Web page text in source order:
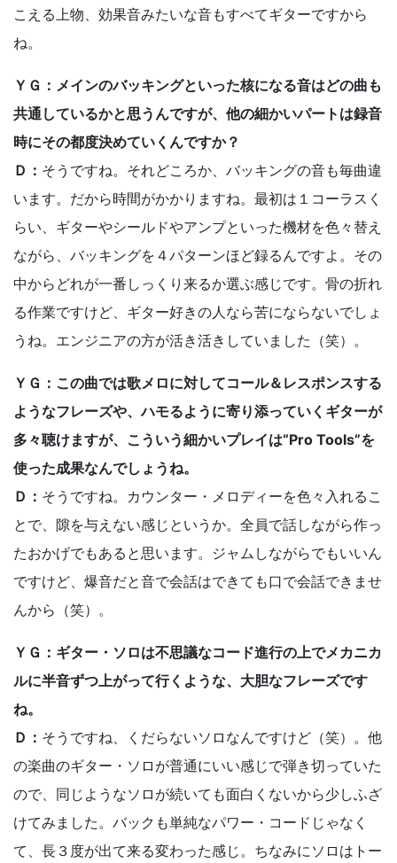
こえる上物、効果音みたいな音もすべてギターですから
ね。
ＹＧ：メインのバッキングといった核になる音はどの曲も
共通しているかと思うんですが、他の細かいパートは録音
時にその都度決めていくんですか？
Ｄ： そうですね。それどころか、バッキングの音も毎曲違
います。だから時間がかかりますね。最初は１コーラスく
らい、ギターやシールドやアンプといった機材を色々替え
ながら、バッキングを４パターンほど録るんですよ。その
中からどれが一番しっくり来るか選ぶ感じです。骨の折れ
る作業ですけど、ギター好きの人なら苦にならないでしょ
うね。エンジニアの方が活き活きしていました（笑）。
ＹＧ：この曲では歌メロに対してコール＆レスポンスする
ようなフレーズや、ハモるように寄り添っていくギターが
多々聴けますが、こういう細かいプレイは“Pro Tools”を
使った成果なんでしょうね。
Ｄ： そうですね。カウンター・メロディーを色々入れるこ
とで、隙を与えない感じというか。全員で話しながら作っ
たおかげでもあると思います。ジャムしながらでもいいん
ですけど、爆音だと音で会話はできても口で会話できませ
んから（笑）。
ＹＧ：ギター・ソロは不思議なコード進行の上でメカニカ
ルに半音ずつ上がって行くような、大胆なフレーズです
ね。
Ｄ： そうですね、くだらないソロなんですけど（笑）。他
の楽曲のギター・ソロが普通にいい感じで弾き切っていた
ので、同じようなソロが続いても面白くないから少しふざ
けてみました。バックも単純なパワー・コードじゃなく
て、長３度が出て来る変わった感じ。ちなみにソロはトー